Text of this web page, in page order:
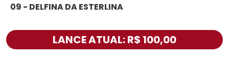
09 - DELFINA DA ESTERLINA
LANCE ATUAL: R$ 100,00